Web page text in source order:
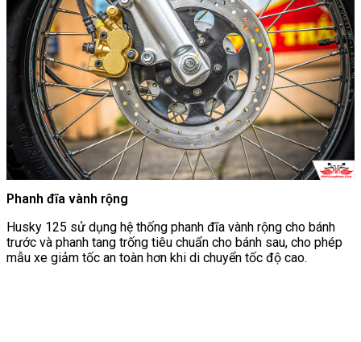
Phanh đĩa vành rộng
Husky 125 sử dụng hệ thống phanh đĩa vành rộng cho bánh
trước và phanh tang trống tiêu chuẩn cho bánh sau, cho phép
mẫu xe giảm tốc an toàn hơn khi di chuyển tốc độ cao.